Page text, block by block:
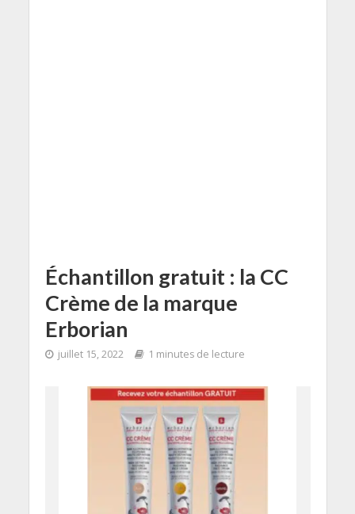
Échantillon gratuit : la CC
Crème de la marque
Erborian
juillet 15, 2022 1 minutes de lecture